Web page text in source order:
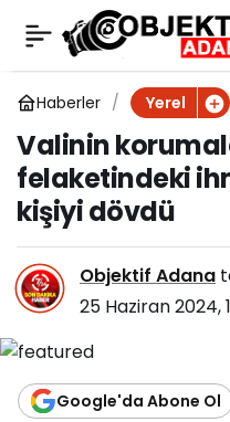
Haberler Yerel
Valinin
felaketindeki
kişiyi dövdü
Objektif Adana
25 Haziran 2024,
Google'da Abone Ol
Valinin korumaları
yangın felaketindeki
ihmali protesto eden
kişiyi dövdü